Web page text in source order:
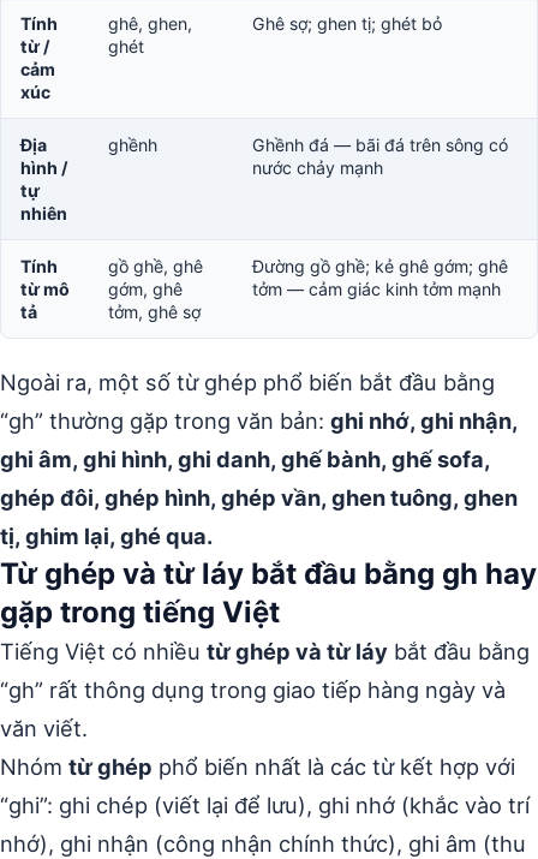
Tính
từ /
cảm
xúc
ghê, ghen,
ghét
Ghê sợ; ghen tị; ghét bỏ
Địa
hình /
tự
nhiên
ghềnh
Ghềnh đá — bãi đá trên sông có
nước chảy mạnh
Tính
từ mô
tả
gồ ghề, ghê
gớm, ghê
tởm, ghê sợ
Đường gồ ghề; kẻ ghê gớm; ghê
tởm — cảm giác kinh tởm mạnh
Ngoài ra, một số từ ghép phổ biến bắt đầu bằng
“gh” thường gặp trong văn bản: ghi nhớ, ghi nhận,
ghi âm, ghi hình, ghi danh, ghế bành, ghế sofa,
ghép đôi, ghép hình, ghép vần, ghen tuông, ghen
tị, ghim lại, ghé qua.
Từ ghép và từ láy bắt đầu bằng gh hay
gặp trong tiếng Việt
Tiếng Việt có nhiều từ ghép và từ láy bắt đầu bằng
“gh” rất thông dụng trong giao tiếp hàng ngày và
văn viết.
Nhóm từ ghép phổ biến nhất là các từ kết hợp với
“ghi”: ghi chép (viết lại để lưu), ghi nhớ (khắc vào trí
nhớ), ghi nhận (công nhận chính thức), ghi âm (thu